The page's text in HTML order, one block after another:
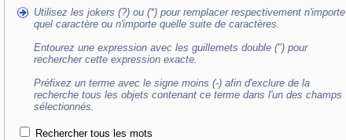
Utilisez les jokers (?) ou (*) pour remplacer respectivement n'importe
quel caractère ou n'importe quelle suite de caractères.
Entourez une expression avec les guillemets double (") pour
rechercher cette expression exacte.
Préfixez un terme avec le signe moins (-) afin d'exclure de la
recherche tous les objets contenant ce terme dans l'un des champs
sélectionnés.
Rechercher tous les mots